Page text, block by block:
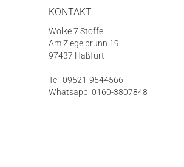
KONTAKT
Wolke 7 Stoffe
Am Ziegelbrunn 19
97437 Haßfurt
Tel: 09521-9544566
Whatsapp: 0160-3807848